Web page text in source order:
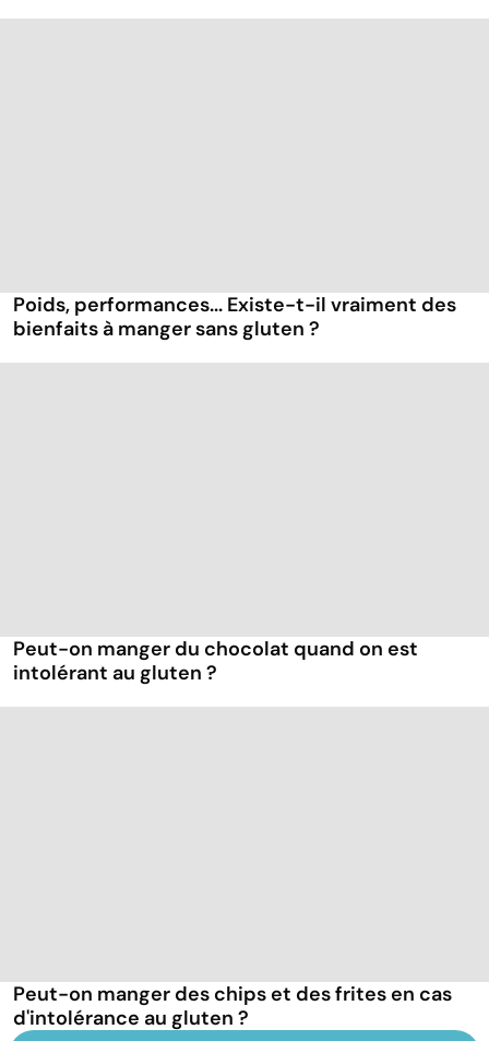
Poids, performances... Existe-t-il vraiment des
bienfaits à manger sans gluten ?
Peut-on manger du chocolat quand on est
intolérant au gluten ?
Peut-on manger des chips et des frites en cas
d'intolérance au gluten ?